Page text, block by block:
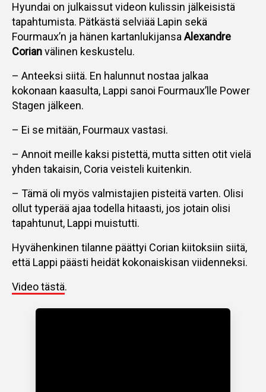
Hyundai on julkaissut videon kulissin jälkeisistä
tapahtumista. Pätkästä selviää Lapin sekä
Fourmaux’n ja hänen kartanlukijansa Alexandre
Corianvälinen keskustelu.
– Anteeksi siitä. En halunnut nostaa jalkaa
kokonaan kaasulta, Lappi sanoi Fourmaux’lle Power
Stagen jälkeen.
– Ei se mitään, Fourmaux vastasi.
– Annoit meille kaksi pistettä, mutta sitten otit vielä
yhden takaisin, Coria veisteli kuitenkin.
– Tämä oli myös valmistajien pisteitä varten. Olisi
ollut typerää ajaa todella hitaasti, jos jotain olisi
tapahtunut, Lappi muistutti.
Hyvähenkinen tilanne päättyi Corian kiitoksiin siitä,
että Lappi päästi heidät kokonaiskisan viidenneksi.
Video tästä.